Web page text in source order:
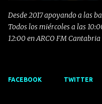
Desde 2017 apoyando a las
Todos los miércoles a las
12:00 en ARCO FM
FACEBOOK TWITTER